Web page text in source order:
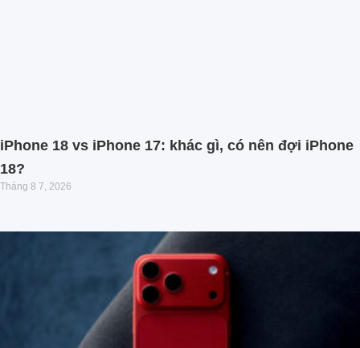
iPhone 18 vs iPhone 17: khác gì, có nên đợi iPhone
18?
Tháng 8 7, 2026